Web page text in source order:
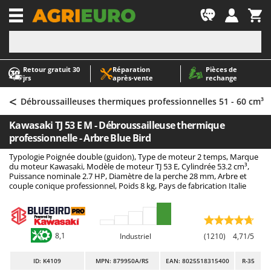
Retour gratuit 30
jrs
Réparation
après‑vente
Pièces de
rechange
-1
A
Abris de jardin
Accessoires pour tracteurs tondeuses autoportés
Aérateurs Scarificateurs pour gazon
Arracheuses de pommes de terre pour tracteur
Aspirateurs - Balais Électriques
Aspirateurs à cendres
Aspirateurs à feuilles sur roues
Aspirateurs de piscine
Aspirateurs Multifonctions
Atomiseurs agricoles pour tracteurs
Atomiseurs pour traitements
A
AgriEuro Premium
AgriEuro TOP-LINE
AGT
Aima
Airmec
AL-KO
ALA 2000
Alce
Alpina
Ama
< Débroussailleuses thermiques professionnelles 51 - 60 cm³
Kawasaki TJ 53 E M - Débroussailleuse thermique
professionnelle - Arbre Blue Bird
Typologie Poignée double (guidon), Type de moteur 2 temps, Marque
du moteur Kawasaki, Modèle de moteur TJ 53 E, Cylindrée 53.2 cm³,
Puissance nominale 2.7 HP, Diamètre de la perche 28 mm, Arbre et
couple conique professionnel, Poids 8 kg, Pays de fabrication Italie
8,1 Industriel (1210) 4,71/5
ID: K4109 MPN: 879950A/RS EAN: 8025518315400 R-35